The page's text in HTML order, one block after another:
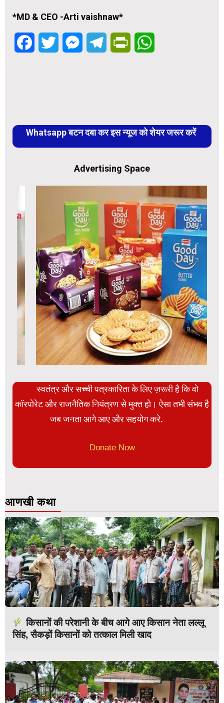
*MD & CEO -Arti vaishnaw*
FacebookTwitter MessengerTelegramPrintFriendly
Whatsapp बटन दबा कर इस न्यूज को शेयर जरूर करें
Advertising Space
स्वतंत्र और सच्ची पत्रकारिता के लिए ज़रूरी है कि वो
कॉरपोरेट और राजनैतिक नियंत्रण से मुक्त हो। ऐसा तभी संभव है
जब जनता आगे आए और सहयोग करे.
Donate Now
आणखी कथा
किसानों की परेशानी के बीच आगे आए किसान नेता लल्लू
सिंह, सैकड़ों किसानों को तत्काल मिली खाद